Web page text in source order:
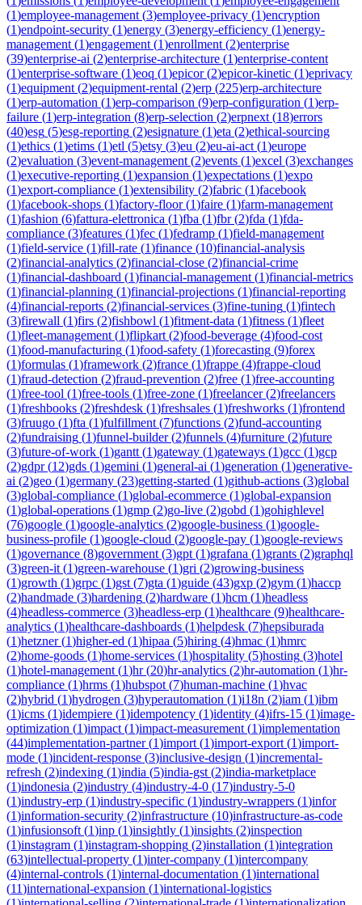
(1)employee-management (3)employee-privacy (1)encryption
(1)endpoint-security (1)energy (3)energy-efficiency (1)energy-
management (1)engagement (1)enrollment (2)enterprise
(39)enterprise-ai (2)enterprise-architecture (1)enterprise-content
(1)enterprise-software (1)eoq (1)epicor(2)epicor-kinetic (1)eprivacy
(1)equipment (2)equipment-rental (2)erp (225)erp-architecture
(1)erp-automation (1)erp-comparison (9)erp-configuration (1)erp-
failure (1)erp-integration (8)erp-selection (2)erpnext (18)errors
(40)esg (5)esg-reporting (2)esignature (1)eta (2)ethical-sourcing
(1)ethics (1)etims (1)etl (5)etsy (3)eu (2)eu-ai-act (1)europe
(2)evaluation (3)event-management (2)events (1)excel (3)exchanges
(1)executive-reporting (1)expansion (1)expectations (1)expo
(1)export-compliance (1)extensibility (2)fabric (1)facebook
(1)facebook-shops (1)factory-floor(1)faire (1)farm-management
(1)fashion (6)fattura-elettronica (1)fba (1)fbr(2)fda (1)fda-
compliance (3)features (1)fec (1)fedramp (1)field-management
(1)field-service (1)fill-rate (1)finance (10)financial-analysis
(2)financial-analytics (2)financial-close (2)financial-crime
(1)financial-dashboard (1)financial-management (1)financial-metrics
(1)financial-planning (1)financial-projections (1)financial-reporting
(4)financial-reports (2)financial-services (3)fine-tuning (1)fintech
(3)firewall (1)firs (2)fishbowl (1)fitment-data (1)fitness (1)fleet
(1)fleet-management (1)flipkart (2)food-beverage (4)food-cost
(1)food-manufacturing (1)food-safety (1)forecasting (9)forex
(1)formulas (1)framework (2)france (1)frappe (4)frappe-cloud
(1)fraud-detection (2)fraud-prevention (2)free (1)free-accounting
(1)free-tool (1)free-tools (1)free-zone (1)freelancer(2)freelancers
(1)freshbooks (2)freshdesk (1)freshsales (1)freshworks (1)frontend
(3)fruugo (1)fta (1)fulfillment (7)functions (2)fund-accounting
(2)fundraising (1)funnel-builder(2)funnels (4)furniture (2)future
(3)future-of-work (1)gantt (1)gateway (1)gateways (1)gcc (1)gcp
(2)gdpr(12)gds (1)gemini (1)general-ai (1)generation (1)generative-
ai (2)geo (1)germany (23)getting-started (1)github-actions (3)global
(3)global-compliance (1)global-ecommerce (1)global-expansion
(1)global-operations (1)gmp (2)go-live (2)gobd (1)gohighlevel
(76)google (1)google-analytics (2)google-business (1)google-
business-profile (1)google-cloud (2)google-pay (1)google-reviews
(1)governance (8)government (3)gpt (1)grafana (1)grants (2)graphql
(3)green-it (1)green-warehouse (1)gri (2)growing-business
(1)growth (1)grpc (1)gst (7)gta (1)guide (43)gxp (2)gym (1)haccp
(2)handmade (3)hardening (2)hardware (1)hcm (1)headless
(4)headless-commerce (3)headless-erp (1)healthcare (9)healthcare-
analytics (1)healthcare-dashboards (1)helpdesk (7)hepsiburada
(1)hetzner(1)higher-ed (1)hipaa (5)hiring (4)hmac (1)hmrc
(2)home-goods (1)home-services (1)hospitality (5)hosting (3)hotel
(1)hotel-management (1)hr(20)hr-analytics (2)hr-automation (1)hr-
compliance (1)hrms (1)hubspot (7)human-machine (1)hvac
(2)hybrid (1)hydrogen (3)hyperautomation (1)i18n (2)iam (1)ibm
(1)icms (1)idempiere (1)idempotency (1)identity (4)ifrs-15 (1)image-
optimization (1)impact (1)impact-measurement (1)implementation
(44)implementation-partner(1)import (1)import-export (1)import-
mode (1)incident-response (3)inclusive-design (1)incremental-
refresh (2)indexing (1)india (5)india-gst (2)india-marketplace
(1)indonesia (2)industry (4)industry-4-0 (17)industry-5-0
(1)industry-erp (1)industry-specific (1)industry-wrappers (1)infor
(1)information-security (2)infrastructure (10)infrastructure-as-code
(1)infusionsoft (1)inp (1)insightly (1)insights (2)inspection
(1)instagram (1)instagram-shopping (2)installation (1)integration
(63)intellectual-property (1)inter-company (1)intercompany
(4)internal-controls (1)internal-documentation (1)international
(11)international-expansion (1)international-logistics